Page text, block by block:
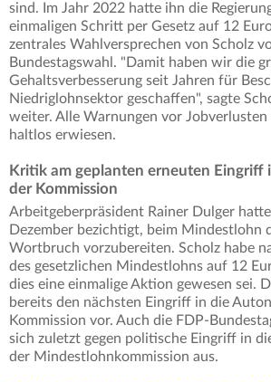
sind. Im Jahr 2022 hatte ihn die
einmaligen Schritt per Gesetz auf 12
zentrales Wahlversprechen von Scholz
Bundestagswahl. "Damit haben wir die
Gehaltsverbesserung seit Jahren für
Niedriglohnsektor geschaffen", sagte
weiter. Alle Warnungen vor Jobverlusten
haltlos erwiesen.
Kritik am geplanten erneuten Eingriff
der Kommission
Arbeitgeberpräsident Rainer Dulger
Dezember bezichtigt, beim Mindestlohn
Wortbruch vorzubereiten. Scholz habe
des gesetzlichen Mindestlohns auf 12
dies eine einmalige Aktion gewesen sei.
bereits den nächsten Eingriff in die
Kommission vor. Auch die FDP-
sich zuletzt gegen politische Eingriff in
der Mindestlohnkommission aus.